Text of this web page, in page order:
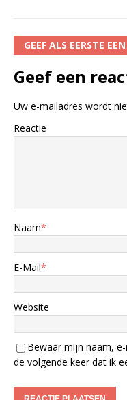
GEEF ALS EERSTE
Geef een
Uw e-mailadres wordt
Reactie
Naam*
E-Mail*
Website
Bewaar mijn naam,
de volgende keer dat ik